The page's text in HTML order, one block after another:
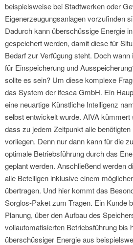
beispielsweise bei Stadtwerken oder
Eigenerzeugungsanlagen vorzufinden
Dadurch kann überschüssige Energie
gespeichert werden, damit diese für
Bedarf zur Verfügung steht. Doch
für Einspeicherung und
sollte es sein? Um diese komplexe
das System der ifesca GmbH. Ein
eine neuartige Künstliche Intelligenz
selbst entwickelt wurde. AIVA
dass zu jedem Zeitpunkt alle
vorliegen. Denn nur dann kann für die
optimale Betriebsführung durch das
geplant werden. Anschließend werden
alle Beteiligen inklusive einem
übertragen. Und hier kommt das
Sorglos-Paket zum Tragen. Ein Kunde
Planung, über den Aufbau des
vollautomatisierten Betriebsführung bis
überschüssiger Energie aus